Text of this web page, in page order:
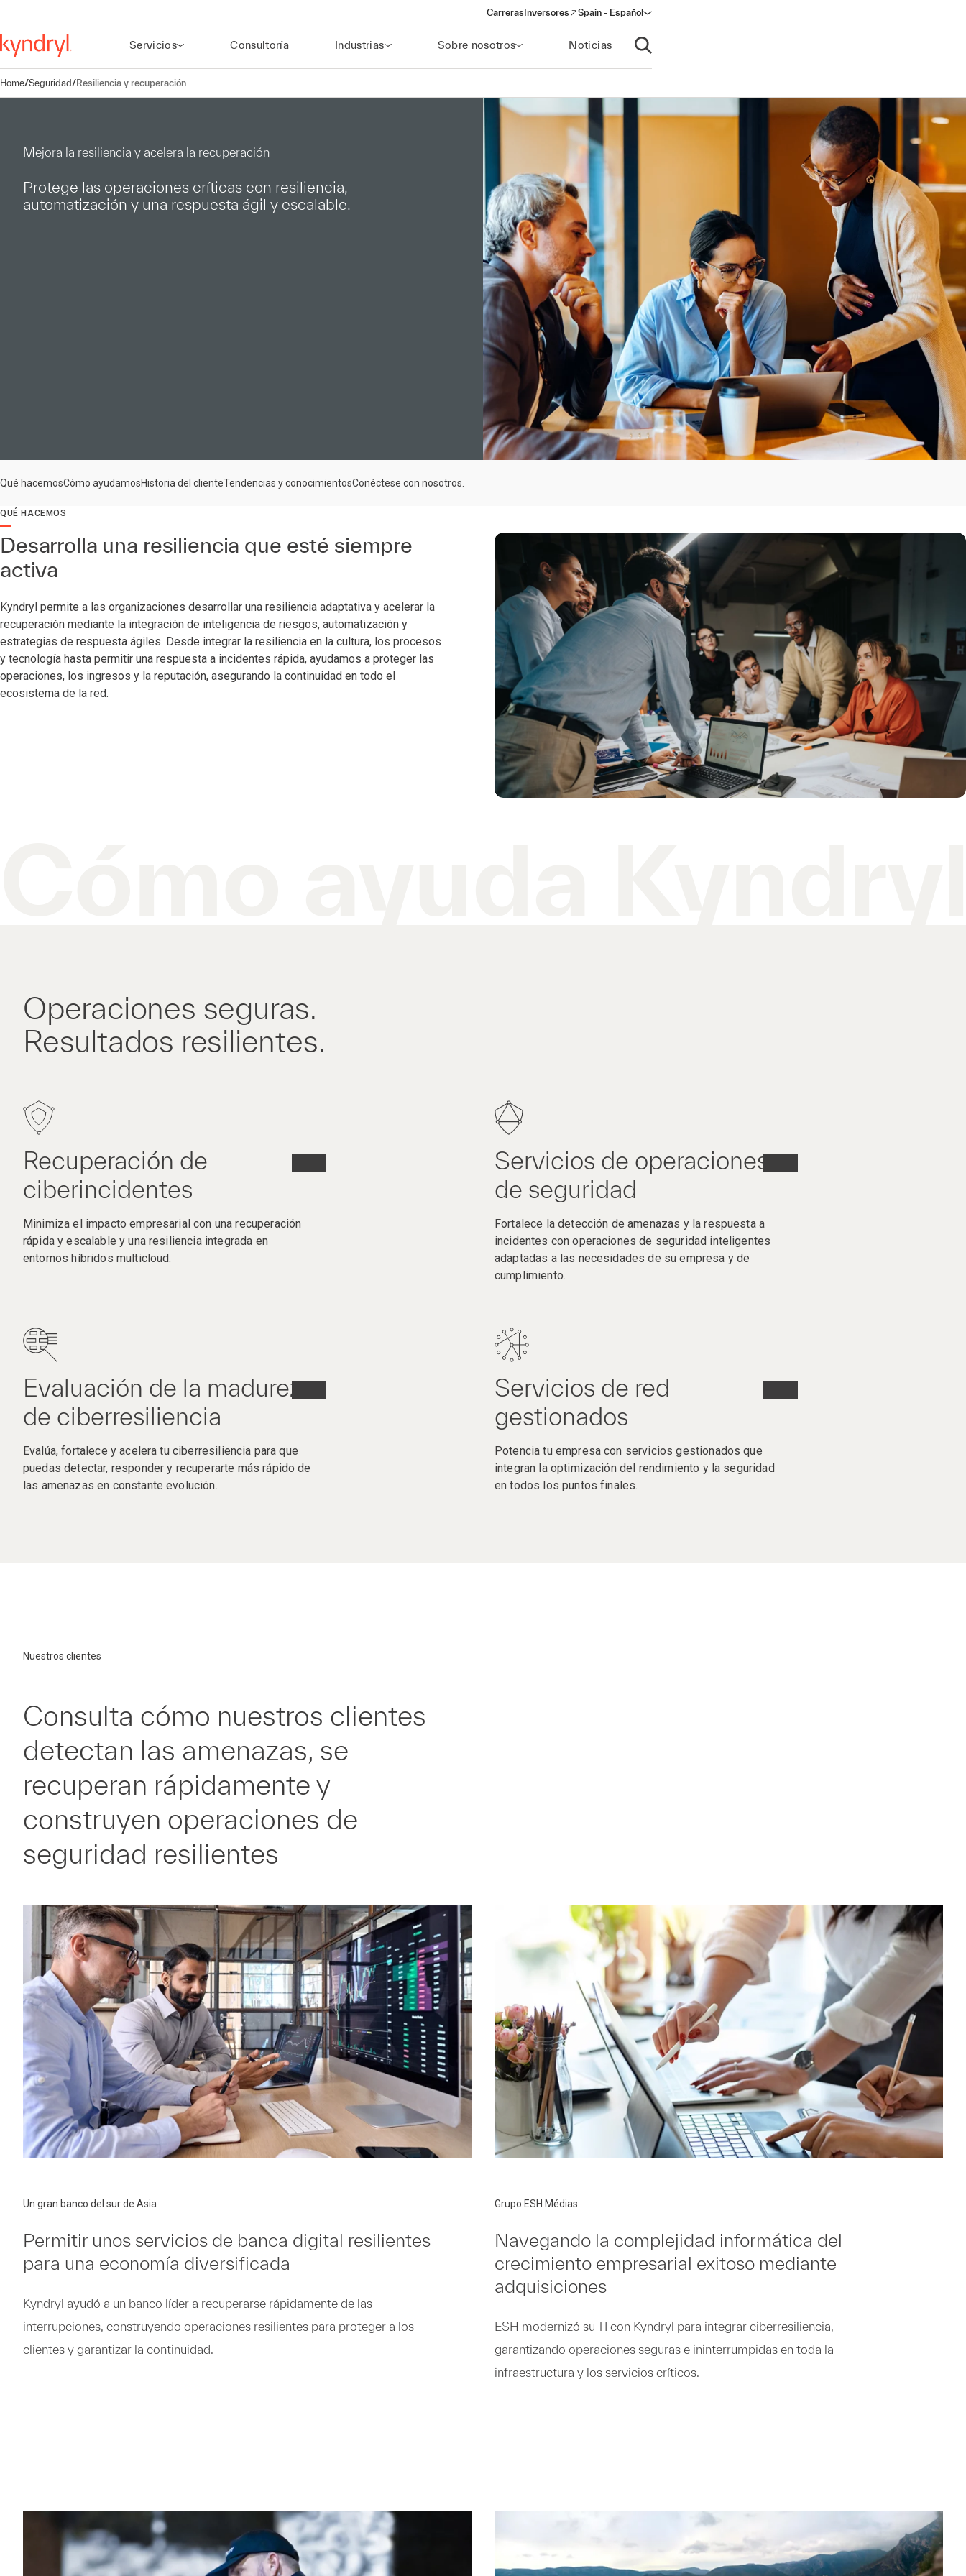
Carreras Inversores
(opens in a new window)
Spain - Español
Servicios Consultoría Industrias Sobre nosotros Noticias
Abrir búsqueda
Home/Seguridad/Resiliencia y recuperación
Mejora la resiliencia y acelera la recuperación
Protege las operaciones críticas con resiliencia,
automatización y una respuesta ágil y escalable.
Qué hacemosCómo ayudamosHistoria del clienteTendencias y conocimientosConéctese con nosotros.
QUÉ HACEMOS
Desarrolla una resiliencia que esté siempre
activa
Kyndryl permite a las organizaciones desarrollar una resiliencia adaptativa y acelerar la
recuperación mediante la integración de inteligencia de riesgos, automatización y
estrategias de respuesta ágiles. Desde integrar la resiliencia en la cultura, los procesos
y tecnología hasta permitir una respuesta a incidentes rápida, ayudamos a proteger las
operaciones, los ingresos y la reputación, asegurando la continuidad en todo el
ecosistema de la red.
Operaciones seguras.
Resultados resilientes.
Recuperación de
ciberincidentes
Minimiza el impacto empresarial con una recuperación
rápida y escalable y una resiliencia integrada en
entornos híbridos multicloud.
Servicios de operaciones
de seguridad
Fortalece la detección de amenazas y la respuesta a
incidentes con operaciones de seguridad inteligentes
adaptadas a las necesidades de su empresa y de
cumplimiento.
Evaluación de la madurez
de ciberresiliencia​
Evalúa, fortalece y acelera tu ciberresiliencia para que
puedas detectar, responder y recuperarte más rápido de
las amenazas en constante evolución.
Servicios de red
gestionados
Potencia tu empresa con servicios gestionados que
integran la optimización del rendimiento y la seguridad
en todos los puntos finales.
Nuestros clientes
Consulta cómo nuestros clientes
detectan las amenazas, se
recuperan rápidamente y
construyen operaciones de
seguridad resilientes
Un gran banco del sur de Asia
Permitir unos servicios de banca digital resilientes
para una economía diversificada
Kyndryl ayudó a un banco líder a recuperarse rápidamente de las
interrupciones, construyendo operaciones resilientes para proteger a los
clientes y garantizar la continuidad.
Grupo ESH Médias
Navegando la complejidad informática del
crecimiento empresarial exitoso mediante
adquisiciones
ESH modernizó su TI con Kyndryl para integrar ciberresiliencia,
garantizando operaciones seguras e ininterrumpidas en toda la
infraestructura y los servicios críticos.